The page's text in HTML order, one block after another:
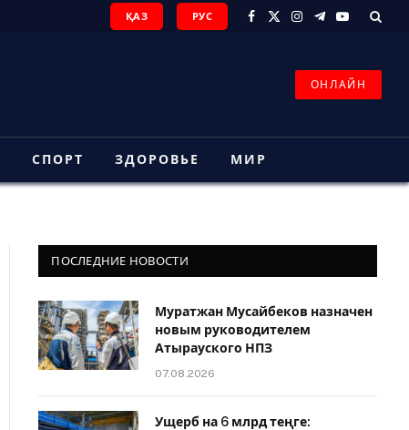
ҚАЗ РУС
Facebook
X
Instagram
Telegram
YouTube
ОНЛАЙН
СПОРТ ЗДОРОВЬЕ МИР
ПОСЛЕДНИЕ НОВОСТИ
Муратжан Мусайбеков назначен
новым руководителем
Атырауского НПЗ
07.08.2026
Ущерб на 6 млрд теңге: